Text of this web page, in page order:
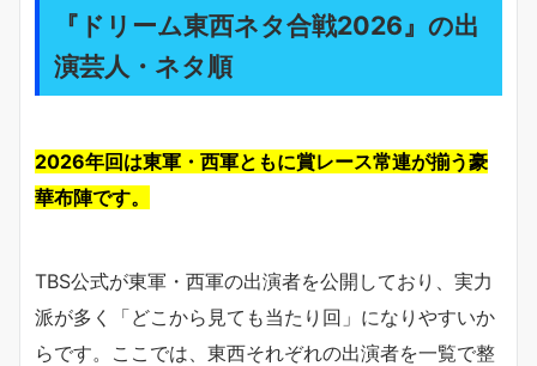
『ドリーム東西ネタ合戦2026』の出
演芸人・ネタ順
2026年回は東軍・西軍ともに賞レース常連が揃う豪
華布陣です。
TBS公式が東軍・西軍の出演者を公開しており、実力
派が多く「どこから見ても当たり回」になりやすいか
らです。ここでは、東西それぞれの出演者を一覧で整